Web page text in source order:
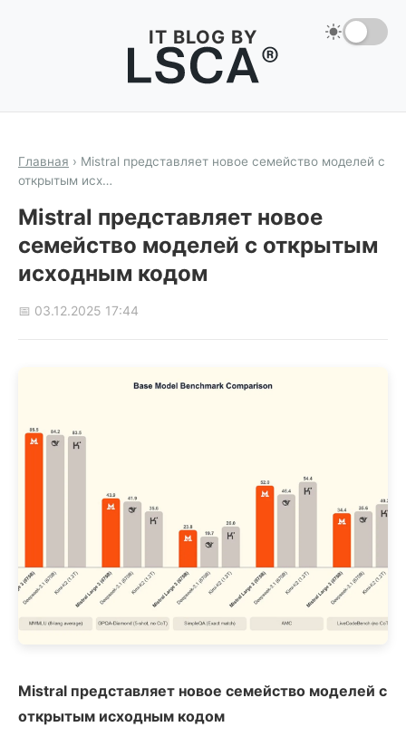
IT BLOG BY
Главная › Mistral представляет новое семейство моделей с
открытым исх…
Mistral представляет новое
семейство моделей с открытым
исходным кодом
📅 03.12.2025 17:44
Mistral представляет новое семейство моделей с
открытым исходным кодом